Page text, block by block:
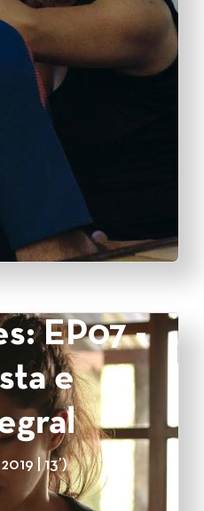
EP07 -
e
| 13’)